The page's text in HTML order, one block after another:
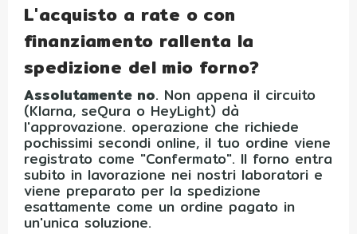
L'acquisto a rate o con
finanziamento rallenta la
spedizione del mio forno?
Assolutamente no. Non appena il circuito
(Klarna, seQura o HeyLight) dà
l'approvazione. operazione che richiede
pochissimi secondi online, il tuo ordine viene
registrato come "Confermato". Il forno entra
subito in lavorazione nei nostri laboratori e
viene preparato per la spedizione
esattamente come un ordine pagato in
un'unica soluzione.